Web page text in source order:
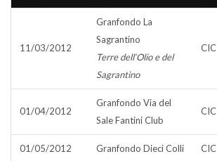
11/03/2012
Granfondo La
Sagrantino
Terre dell‘Olio e del
Sagrantino
CIC
01/04/2012
Granfondo Via del
Sale Fantini Club
CIC
01/05/2012 Granfondo Dieci Colli CIC